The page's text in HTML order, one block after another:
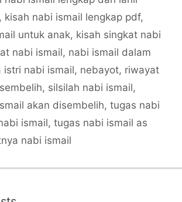
, kisah nabi ismail lengkap pdf,
untuk anak, kisah singkat nabi
nabi ismail, nabi ismail dalam
istri nabi ismail, nebayot, riwayat
, silsilah nabi ismail,
akan disembelih, tugas nabi
ismail, tugas nabi ismail as
nabi ismail